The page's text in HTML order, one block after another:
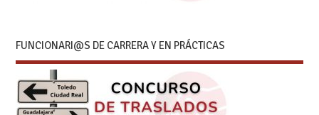
FUNCIONARI@S DE CARRERA Y EN PRÁCTICAS